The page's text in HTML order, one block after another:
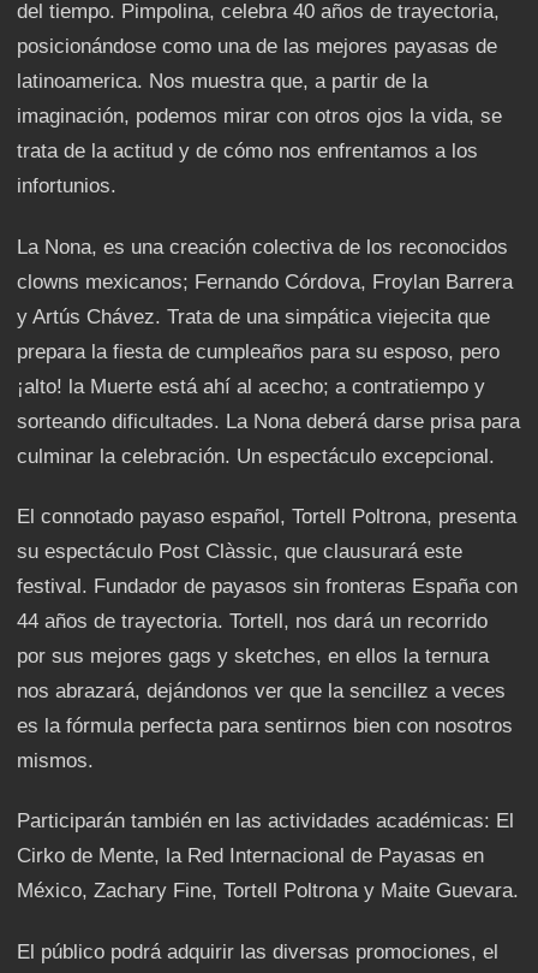
del tiempo. Pimpolina, celebra 40 años de trayectoria,
posicionándose como una de las mejores payasas de
latinoamerica. Nos muestra que, a partir de la
imaginación, podemos mirar con otros ojos la vida, se
trata de la actitud y de cómo nos enfrentamos a los
infortunios.
La Nona, es una creación colectiva de los reconocidos
clowns mexicanos; Fernando Córdova, Froylan Barrera
y Artús Chávez. Trata de una simpática viejecita que
prepara la fiesta de cumpleaños para su esposo, pero
¡alto! la Muerte está ahí al acecho; a contratiempo y
sorteando dificultades. La Nona deberá darse prisa para
culminar la celebración. Un espectáculo excepcional.
El connotado payaso español, Tortell Poltrona, presenta
su espectáculo Post Clàssic, que clausurará este
festival. Fundador de payasos sin fronteras España con
44 años de trayectoria. Tortell, nos dará un recorrido
por sus mejores gags y sketches, en ellos la ternura
nos abrazará, dejándonos ver que la sencillez a veces
es la fórmula perfecta para sentirnos bien con nosotros
mismos.
Participarán también en las actividades académicas: El
Cirko de Mente, la Red Internacional de Payasas en
México, Zachary Fine, Tortell Poltrona y Maite Guevara.
El público podrá adquirir las diversas promociones, el